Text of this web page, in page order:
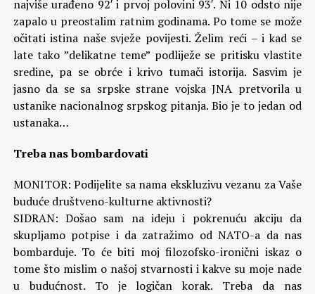
najviše urađeno 92′ i prvoj polovini 93′. Ni 10 odsto nije
zapalo u preostalim ratnim godinama. Po tome se može
očitati istina naše svježe povijesti. Želim reći – i kad se
late tako ”delikatne teme” podliježe se pritisku vlastite
sredine, pa se obrće i krivo tumači istorija. Sasvim je
jasno da se sa srpske strane vojska JNA pretvorila u
ustanike nacionalnog srpskog pitanja. Bio je to jedan od
ustanaka…
Treba nas bombardovati
MONITOR: Podijelite sa nama ekskluzivu vezanu za Vaše
buduće društveno-kulturne aktivnosti?
SIDRAN: Došao sam na ideju i pokrenuću akciju da
skupljamo potpise i da zatražimo od NATO-a da nas
bombarduje. To će biti moj filozofsko-ironični iskaz o
tome što mislim o našoj stvarnosti i kakve su moje nade
u budućnost. To je logičan korak. Treba da nas